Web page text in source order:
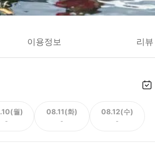
이용정보 리뷰
월)
-
08.11(화)
-
08.12(수)
-